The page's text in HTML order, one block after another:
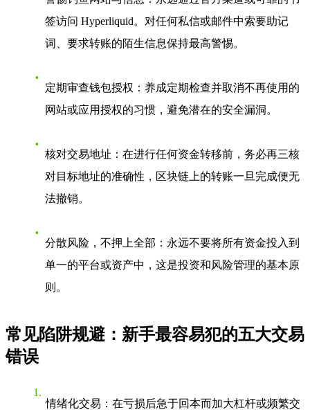
签访问 Hyperliquid。对任何私信或邮件中索要助记
词、要求转账的陌生信息保持最高警惕。
定期审查钱包授权 ：养成定期检查并取消不再使用的
网站或应用授权的习惯，避免潜在的安全漏洞。
核对交易地址 ：在进行任何资金转移前，务必再三核
对目标地址的准确性，区块链上的转账一旦完成便无
法撤销。
分散风险，不押上全部 ：永远不要将所有资金投入到
单一的平台或资产中，这是投资和风险管理的基本原
则。
常见陷阱规避：新手最容易犯的五大交易
错误
情绪化交易 ：在亏损后急于回本而加大杠杆或频繁交